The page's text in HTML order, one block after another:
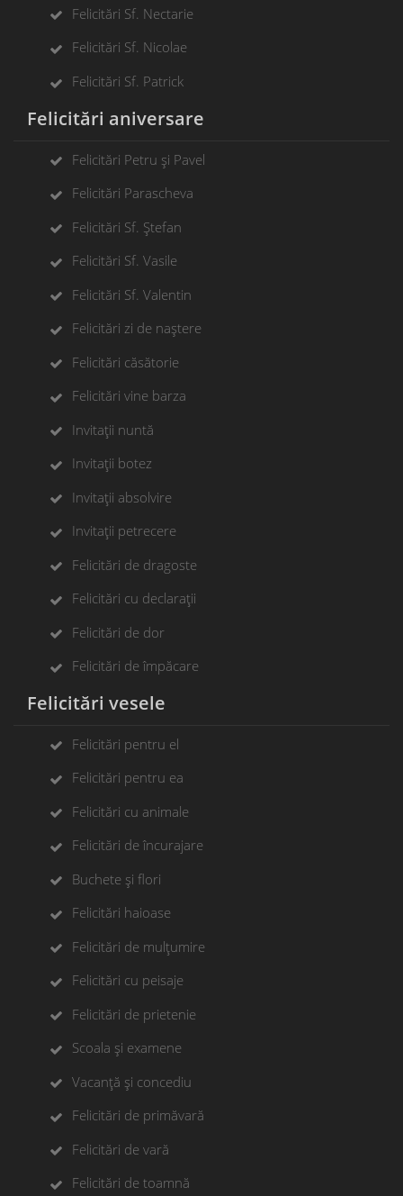
Felicitări Sf. Nectarie
Felicitări Sf. Nicolae
Felicitări Sf. Patrick
Felicitări aniversare
Felicitări Petru și Pavel
Felicitări Parascheva
Felicitări Sf. Ștefan
Felicitări Sf. Vasile
Felicitări Sf. Valentin
Felicitări zi de naștere
Felicitări căsătorie
Felicitări vine barza
Invitații nuntă
Invitații botez
Invitații absolvire
Invitații petrecere
Felicitări de dragoste
Felicitări cu declarații
Felicitări de dor
Felicitări de împăcare
Felicitări vesele
Felicitări pentru el
Felicitări pentru ea
Felicitări cu animale
Felicitări de încurajare
Buchete și flori
Felicitări haioase
Felicitări de mulțumire
Felicitări cu peisaje
Felicitări de prietenie
Scoala și examene
Vacanță și concediu
Felicitări de primăvară
Felicitări de vară
Felicitări de toamnă